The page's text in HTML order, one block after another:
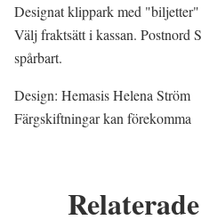
Designat klippark med
Välj fraktsätt i kassan. Postnord
spårbart.
Design: Hemasis Helena Ström
Färgskiftningar kan förekomma